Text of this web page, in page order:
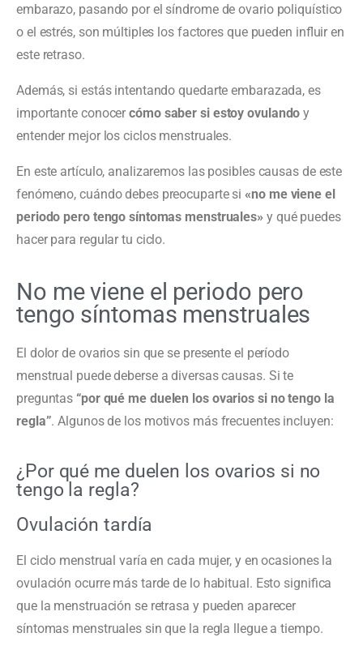
embarazo, pasando por el síndrome de ovario poliquístico
o el estrés, son múltiples los factores que pueden influir en
este retraso.
Además, si estás intentando quedarte embarazada, es
importante conocercómo saber si estoy ovulando y
entender mejor los ciclos menstruales.
En este artículo, analizaremos las posibles causas de este
fenómeno, cuándo debes preocuparte si «no me viene el
periodo pero tengo síntomas menstruales» y qué puedes
hacer para regular tu ciclo.
No me viene el periodo pero
tengo síntomas menstruales
El dolor de ovarios sin que se presente el período
menstrual puede deberse a diversas causas. Si te
preguntas “por qué me duelen los ovarios si no tengo la
regla”. Algunos de los motivos más frecuentes incluyen:
¿Por qué me duelen los ovarios si no
tengo la regla?
Ovulación tardía
El ciclo menstrual varía en cada mujer, y en ocasiones la
ovulación ocurre más tarde de lo habitual. Esto significa
que la menstruación se retrasa y pueden aparecer
síntomas menstruales sin que la regla llegue a tiempo.